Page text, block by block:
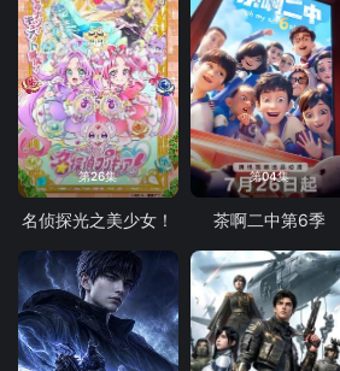
第26集
名侦探光之美少女！
第04集
茶啊二中第6季